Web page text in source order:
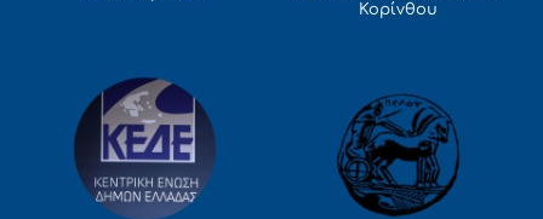
Κορίνθου